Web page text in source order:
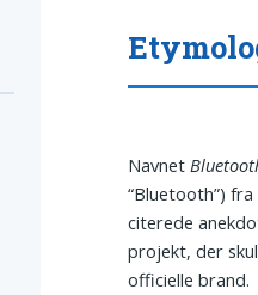
Navnet
“Bluetooth”)
citerede
projekt, der
officielle brand.